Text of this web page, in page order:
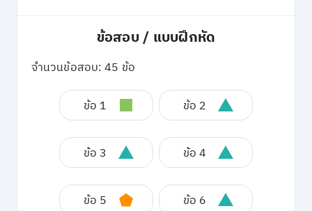
ข้อสอบ / แบบฝึกหัด
จำนวนข้อสอบ: 45 ข้อ
ข้อ 1 ข้อ 2
ข้อ 3 ข้อ 4
ข้อ 5 ข้อ 6